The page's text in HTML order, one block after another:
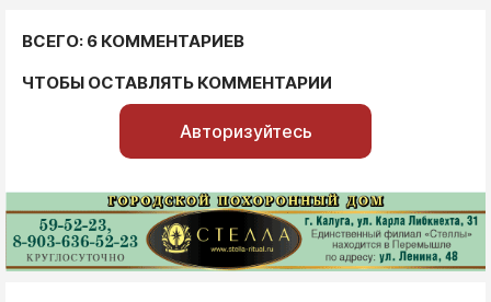
ВСЕГО: 6 КОММЕНТАРИЕВ
ЧТОБЫ ОСТАВЛЯТЬ КОММЕНТАРИИ
Авторизуйтесь